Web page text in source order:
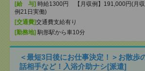
[給 与] 時給1300円 【月収例】191,000円(月収
例21日実働)
[交通費]交通費支給有り
[勤務地] 駒形駅から車10分
＜最短3日後にお仕事決定！＞お散歩
話相手など！入浴介助ナシ[派遣]